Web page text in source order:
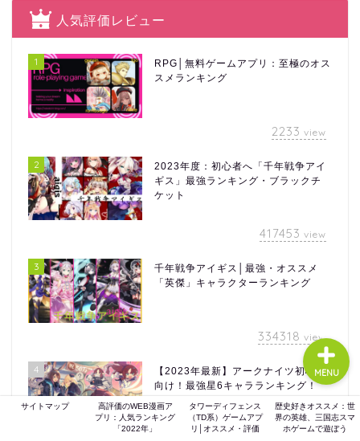
人気評価レビュー
1
RPG│無料ゲームアプリ：至極のオス
スメランキング
2233 view
2
2023年度：初心者へ「千年戦争アイ
ギス」最強ランキング・ブラックチ
ケット
417453 view
3
千年戦争アイギス│最強・オススメ
「英傑」キャラクターランキング
334318 view
4
【2023年最新】アークナイツ初心者
向け！最強星6キャラランキング！
サイトマップ
高評価のWEB漫画ア
プリ：人気ランキング
「2022年」
タワーディフェンス
（TD系）ゲームアプ
リ│オススメ・評価
歴史好きオススメ：世
界の英雄、三国志スマ
ホゲームで遊ぼう
MENU
ガジェット
comic